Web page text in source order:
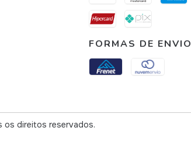
FORMAS DE ENVIO
os direitos reservados.